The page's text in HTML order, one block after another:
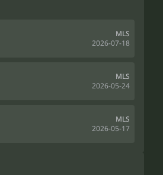
MLS
2026-07-18
MLS
2026-05-24
MLS
2026-05-17